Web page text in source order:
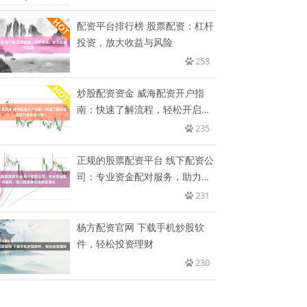
配资平台排行榜 股票配资：杠杆
投资，放大收益与风险
253
炒股配资资金 威海配资开户指
南：快速了解流程，轻松开启投
235
正规的股票配资平台 线下配资公
司：专业资金配对服务，助力投
231
杨方配资官网 下载手机炒股软
件，轻松投资理财
230